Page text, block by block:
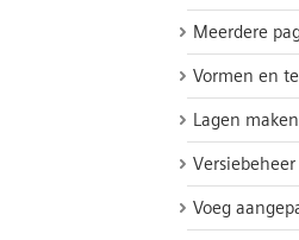
Meerdere
Vormen en
Lagen
Voeg